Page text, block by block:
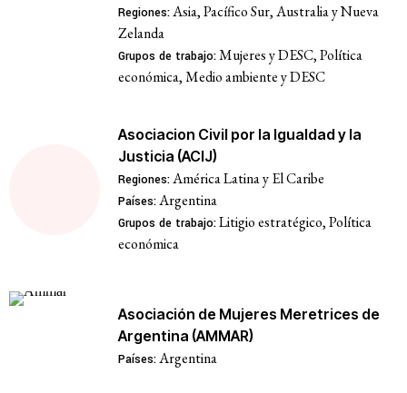
Regiones:Asia, Pacífico Sur, Australia y Nueva
Zelanda
Grupos de trabajo:Mujeres y DESC, Política
económica, Medio ambiente y DESC
Asociacion Civil por la Igualdad y la
Justicia (ACIJ)
Regiones:América Latina y El Caribe
Países:Argentina
Grupos de trabajo:Litigio estratégico, Política
económica
Asociación de Mujeres Meretrices de
Argentina (AMMAR)
Países:Argentina